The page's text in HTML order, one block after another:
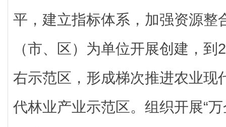
平，建立指标体系，加强资源整
（市、区）为单位开展创建，
右示范区，形成梯次推进农业现
代林业产业示范区。组织开展“